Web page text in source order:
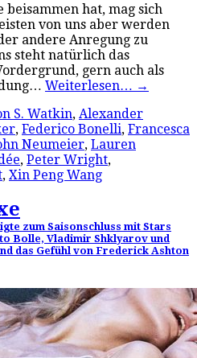
beisammen hat, mag sich
von uns aber werden
andere Anregung zu
steht natürlich das
gern auch als
Weiterlesen… →
S. Watkin, Alexander
, Federico Bonelli, Francesca
Neumeier, Lauren
, Peter Wright,
, Xin Peng Wang
zum Saisonschluss mit Stars
Bolle, Vladimir Shklyarov und
das Gefühl von Frederick Ashton